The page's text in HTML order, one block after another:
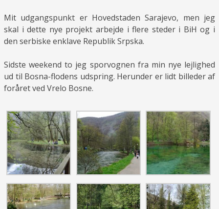
Mit udgangspunkt er Hovedstaden Sarajevo, men jeg
skal i dette nye projekt arbejde i flere steder i BiH og i
den serbiske enklave Republik Srpska.
Sidste weekend to jeg sporvognen fra min nye lejlighed
ud til Bosna-flodens udspring. Herunder er lidt billeder af
foråret ved Vrelo Bosne.